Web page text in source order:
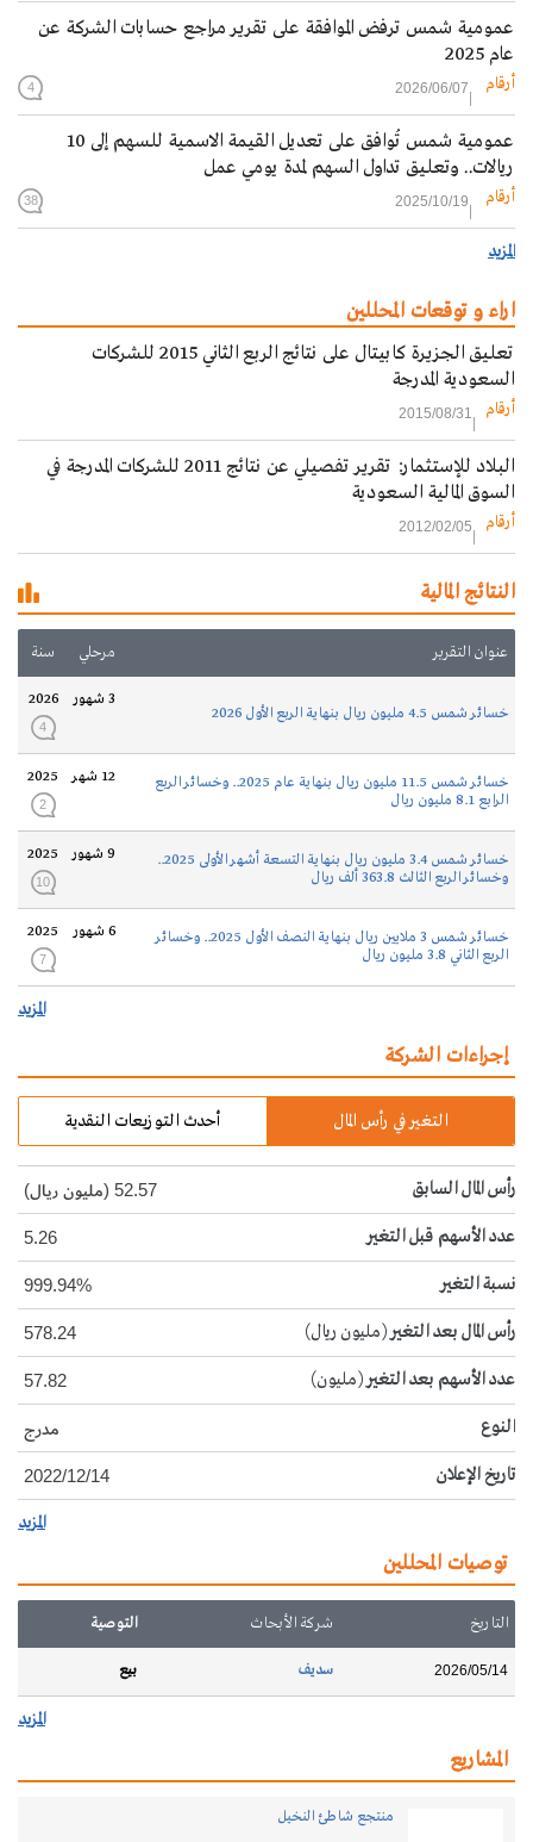
عمومية شمس ترفض الموافقة على تقرير مراجع حسابات الشركة عن
عام 2025
أرقام 2026/06/07
4
عمومية شمس تُوافق على تعديل القيمة الاسمية للسهم إلى 10
ريالات.. وتعليق تداول السهم لمدة يومي عمل
أرقام 2025/10/19
38
المزيد
اراء و توقعات المحللين
تعليق الجزيرة كابيتال على نتائج الربع الثاني 2015 للشركات
السعودية المدرجة‎
أرقام 2015/08/31
البلاد للإستثمار: تقرير تفصيلي عن نتائج 2011 للشركات المدرجة في
السوق المالية السعودية
أرقام 2012/02/05
النتائج المالية
عنوان التقرير مرحلي سنة
خسائر شمس 4.5 مليون ريال بنهاية الربع الأول 2026
3 شهور 2026
4
خسائر شمس 11.5 مليون ريال بنهاية عام 2025.. وخسائر الربع
الرابع 8.1 مليون ريال
12 شهر 2025
2
خسائر شمس 3.4 مليون ريال بنهاية التسعة أشهر الأولى 2025..
وخسائر الربع الثالث 363.8 ألف ريال
9 شهور 2025
10
خسائر شمس 3 ملايين ريال بنهاية النصف الأول 2025.. وخسائر
الربع الثاني 3.8 مليون ريال
6 شهور 2025
7
المزيد
إجراءات الشركة
التغير في رأس المال أحدث التوزيعات النقدية
رأس المال السابق 52.57 (مليون ريال)
عدد الأسهم قبل التغير 5.26
نسبة التغير 999.94%
رأس المال بعد التغير(مليون ريال) 578.24
عدد الأسهم بعد التغير(مليون) 57.82
النوع مدرج
تاريخ الإعلان 2022/12/14
المزيد
توصيات المحللين
التاريخ شركة الأبحاث التوصية
2026/05/14 سديف بيع
المزيد
المشاريع
منتجع شاطئ النخيل